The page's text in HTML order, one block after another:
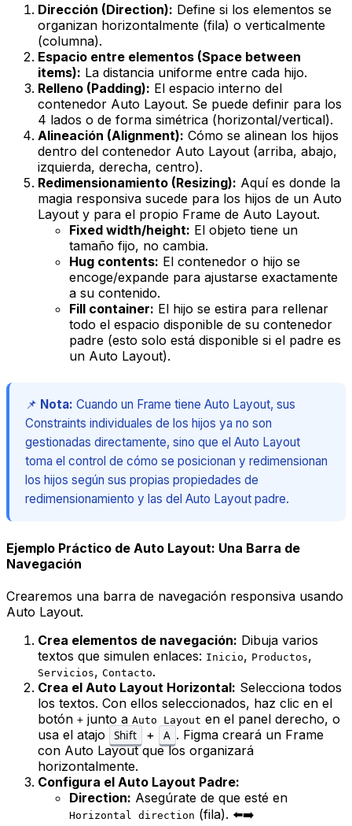
Dirección (Direction): Define si los elementos se
organizan horizontalmente (fila) o verticalmente
(columna).
Espacio entre elementos (Space between
items): La distancia uniforme entre cada hijo.
Relleno (Padding): El espacio interno del
contenedor Auto Layout. Se puede definir para los
4 lados o de forma simétrica (horizontal/vertical).
Alineación (Alignment): Cómo se alinean los hijos
dentro del contenedor Auto Layout (arriba, abajo,
izquierda, derecha, centro).
Redimensionamiento (Resizing): Aquí es donde la
magia responsiva sucede para los hijos de un Auto
Layout y para el propio Frame de Auto Layout.
Fixed width/height: El objeto tiene un
tamaño fijo, no cambia.
Hug contents: El contenedor o hijo se
encoge/expande para ajustarse exactamente
a su contenido.
Fill container: El hijo se estira para rellenar
todo el espacio disponible de su contenedor
padre (esto solo está disponible si el padre es
un Auto Layout).
📌 Nota: Cuando un Frame tiene Auto Layout, sus
Constraints individuales de los hijos ya no son
gestionadas directamente, sino que el Auto Layout
toma el control de cómo se posicionan y redimensionan
los hijos según sus propias propiedades de
redimensionamiento y las del Auto Layout padre.
Ejemplo Práctico de Auto Layout: Una Barra de
Navegación
Crearemos una barra de navegación responsiva usando
Auto Layout.
Crea elementos de navegación: Dibuja varios
textos que simulen enlaces: Inicio, Productos,
Servicios, Contacto.
Crea el Auto Layout Horizontal: Selecciona todos
los textos. Con ellos seleccionados, haz clic en el
botón + junto a Auto Layout en el panel derecho, o
usa el atajo
Shift + A . Figma creará un Frame
con Auto Layout que los organizará
horizontalmente.
Configura el Auto Layout Padre:
Direction: Asegúrate de que esté en
Horizontal direction (fila). ⬅️➡️